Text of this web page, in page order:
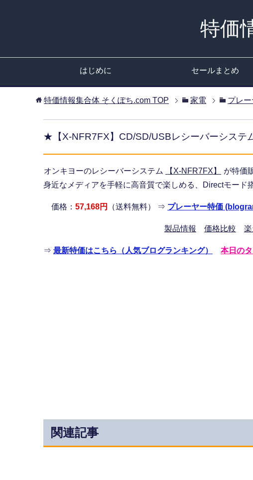
特価
はじめに セールまとめ
特価情報集合体 そくぽち.com TOP 家電 プレー
★【X-NFR7FX】CD/SD/USBレシーバーシステ
オンキヨーのレシーバーシステム 【X-NFR7FX】
が特価
身近なメディアを手軽に高音質で楽しめる、Directモード
価格： 57,168円 （送料無料） ⇒ プレーヤー特価
製品情報 価格比較
⇒ 最新特価はこちら（人気ブログランキング） 本日の
関連記事